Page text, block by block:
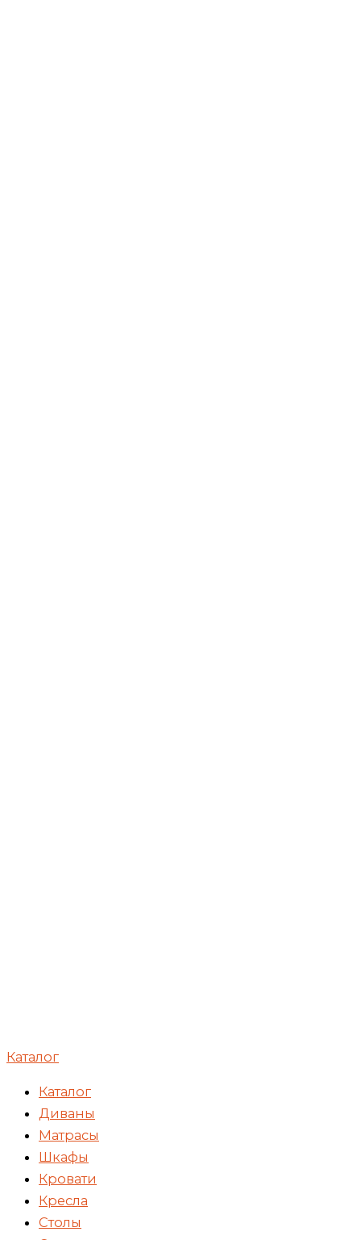
Каталог
Каталог
Диваны
Матрасы
Шкафы
Кровати
Кресла
Столы